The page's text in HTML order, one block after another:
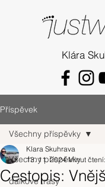
Klára
Příspěvek
Všechny příspěvky
dalkove trasy
Všechny příspěvky
Cestopis:
Klara Skuhrava
13. 11. 2024 Minut